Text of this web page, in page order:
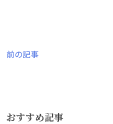
投
ビ
前の記事
おすすめ記事